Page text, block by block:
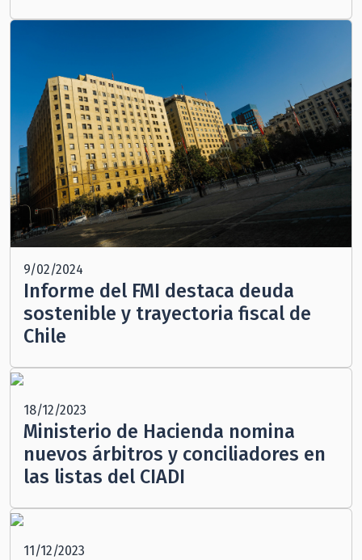
9/02/2024
Informe del FMI destaca deuda
sostenible y trayectoria fiscal de
Chile
18/12/2023
Ministerio de Hacienda nomina
nuevos árbitros y conciliadores en
las listas del CIADI
11/12/2023